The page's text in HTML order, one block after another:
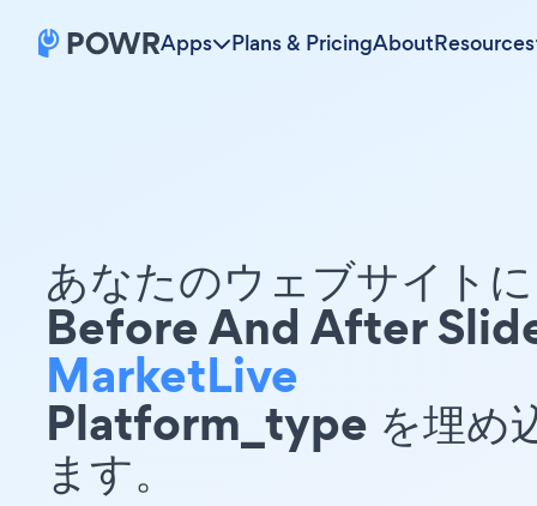
Apps Plans & PricingAboutResources
あなたのウェブサイト
Before And After
MarketLive
Platform_type を埋め
ます。